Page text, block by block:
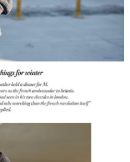
關疑問，請聯繫「AFTEE先享後付
support/home
AFTEE先享後付」服務完成之交
料，並將交易相關給付款項請求債
網址：
人或監護人之同意方可使用
引起之損失，本公司不負相關責
個別帳號之用戶狀況，依本公司即
不足之情形，本公司將視審查結果
運費
免運費